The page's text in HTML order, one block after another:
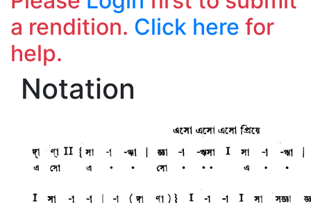
a rendition. Click here for
help.
Notation